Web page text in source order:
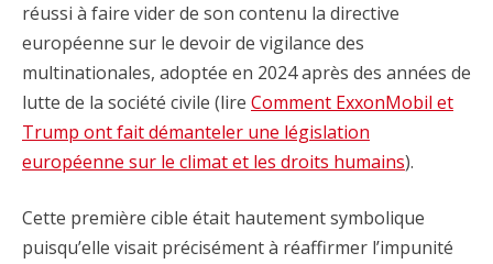
réussi à faire vider de son contenu la directive
européenne sur le devoir de vigilance des
multinationales, adoptée en 2024 après des années de
lutte de la société civile (lire Comment ExxonMobil et
Trump ont fait démanteler une législation
européenne sur le climat et les droits humains).
Cette première cible était hautement symbolique
puisqu’elle visait précisément à réaffirmer l’impunité